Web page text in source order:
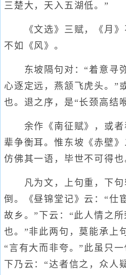
三楚大，天入五湖低。”
《文选》三赋，《月》
不如《风》。
东坡隔句对：“着意寻
心逐定远，燕颔飞虎头。”
也。退之序，是“长颈高结
余作《南征赋》，或者
辈争衡耳。惟东坡《赤壁
仿佛其一语，毕世不可得也
凡为文，上句重，下句
倒。《昼锦堂记》云：“仕
故乡。”下云：“此人情之
也。”非此两句，莫能承上
“言有大而非夸。”此虽只一
下乃云：“达者信之，众人